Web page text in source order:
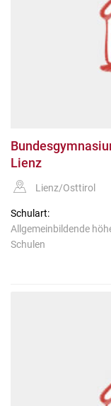
Lienz
Lienz/Osttirol
Schulart:
Allgemeinbildende
Schulen